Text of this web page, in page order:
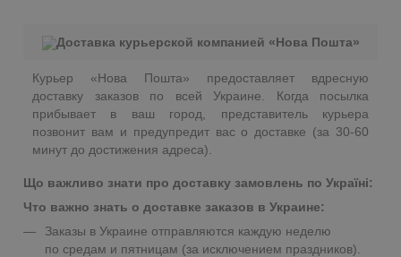
Доставка курьерской компанией «Нова Пошта»
Курьер «Нова Пошта» предоставляет вдресную
доставку заказов по всей Украине. Когда посылка
прибывает в ваш город, представитель курьера
позвонит вам и предупредит вас о доставке (за 30-60
минут до достижения адреса).
Що важливо знати про доставку замовлень по Україні:
Что важно знать о доставке заказов в Украине:
Заказы в Украине отправляются каждую неделю
по средам и пятницам (за исключением праздников).